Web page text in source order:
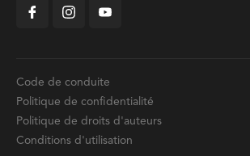
Code de conduite
Politique de confidentialité
Politique de droits d'auteurs
Conditions d'utilisation